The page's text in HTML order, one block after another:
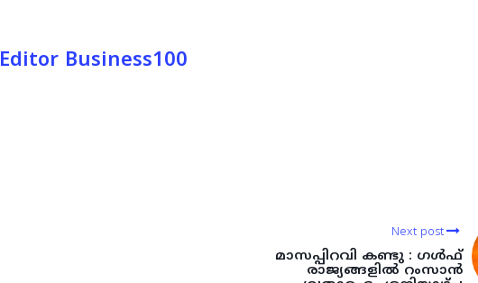
Editor Business100
Next post
മാസപ്പിറവി കണ്ടു : ഗള്‍ഫ്
രാജ്യങ്ങളില്‍ റംസാന്‍